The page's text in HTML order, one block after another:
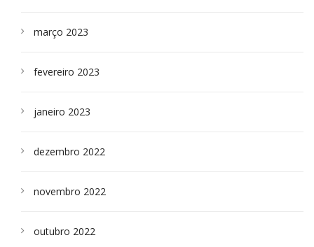
março 2023
fevereiro 2023
janeiro 2023
dezembro 2022
novembro 2022
outubro 2022